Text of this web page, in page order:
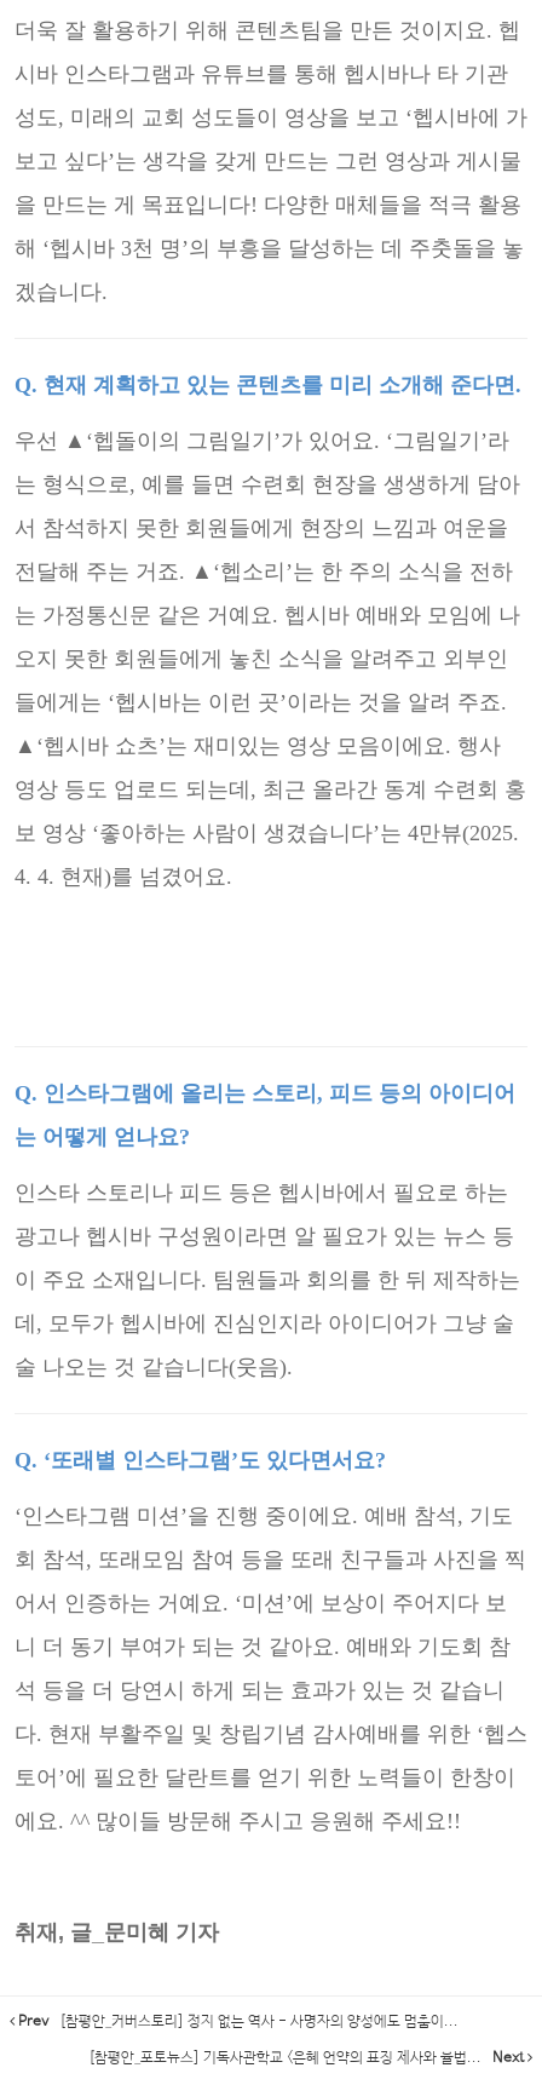
더욱 잘 활용하기 위해 콘텐츠팀을 만든 것이지요. 헵
시바 인스타그램과 유튜브를 통해 헵시바나 타 기관
성도, 미래의 교회 성도들이 영상을 보고 ‘헵시바에 가
보고 싶다’는 생각을 갖게 만드는 그런 영상과 게시물
을 만드는 게 목표입니다! 다양한 매체들을 적극 활용
해 ‘헵시바 3천 명’의 부흥을 달성하는 데 주춧돌을 놓
겠습니다.
Q. 현재 계획하고 있는 콘텐츠를 미리 소개해 준다면.
우선 ▲‘헵돌이의 그림일기’가 있어요. ‘그림일기’라
는 형식으로, 예를 들면 수련회 현장을 생생하게 담아
서 참석하지 못한 회원들에게 현장의 느낌과 여운을
전달해 주는 거죠. ▲‘헵소리’는 한 주의 소식을 전하
는 가정통신문 같은 거예요. 헵시바 예배와 모임에 나
오지 못한 회원들에게 놓친 소식을 알려주고 외부인
들에게는 ‘헵시 바는 이런 곳’이라는 것을 알려 주죠.
▲‘헵시바 쇼츠’는 재미있는 영상 모음이에요. 행사
영상 등도 업로드 되는데, 최근 올라간 동계 수련회 홍
보 영상 ‘좋아하는 사람이 생겼습니다’는 4만뷰(2025.
4. 4. 현재)를 넘겼어요.
Q. 인스타그램에 올리는 스토리, 피드 등의 아이디어
는 어떻게 얻나요?
인스타 스토리나 피드 등은 헵시바에서 필요로 하는
광고나 헵시바 구성원이라면 알 필요가 있는 뉴스 등
이 주요 소재입니다. 팀원들과 회의를 한 뒤 제작하는
데, 모두가 헵시바에 진심인지라 아이디어가 그냥 술
술 나오는 것 같습니다(웃음).
Q. ‘또래별 인스타그램’도 있다면서요?
‘인스타그램 미션’을 진행 중이에요. 예배 참석, 기도
회 참석, 또래모임 참여 등을 또래 친구들과 사진을 찍
어서 인증하는 거예요. ‘미션’에 보상이 주어 지다 보
니 더 동기 부여가 되는 것 같아요. 예배와 기도회 참
석 등을 더 당연시 하게 되는 효과가 있는 것 같습니
다. 현재 부활주일 및 창립기념 감사예 배를 위한 ‘헵스
토어’에 필요한 달란트를 얻기 위한 노력들이 한창이
에요. ^^ 많이들 방문해 주시고 응원해 주세요!!
취재, 글_문미혜 기자
Prev [참평안_커버스토리] 정지 없는 역사 - 사명자의 양성에도 멈춤이...
[참평안_포토뉴스] 기독사관학교 <은혜 언약의 표징 제사와 율법... Next